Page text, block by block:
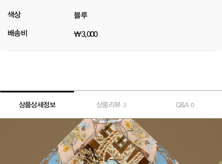
색상 블루
배송비 ₩3,000
상품상세정보 상품리뷰 3 Q&A0